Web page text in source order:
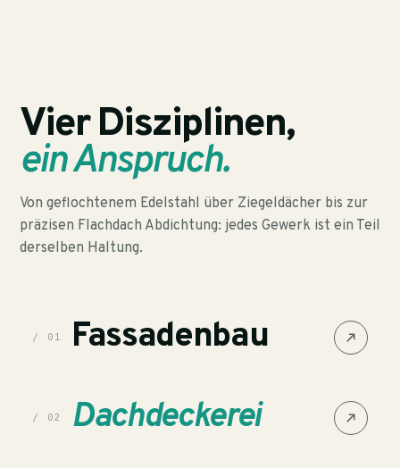
Vier Disziplinen,
ein Anspruch.
Von geflochtenem Edelstahl über Ziegeldächer bis zur
präzisen Flachdach Abdichtung: jedes Gewerk ist ein Teil
derselben Haltung.
/ 01 Fassadenbau
/ 02 Dachdeckerei